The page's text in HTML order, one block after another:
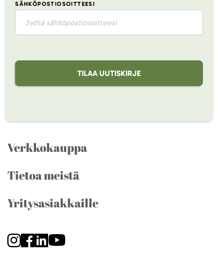
SÄHKÖPOSTIOSOITTEESI
TILAA UUTISKIRJE
Verkkokauppa
Tietoa meistä
Yritysasiakkaille